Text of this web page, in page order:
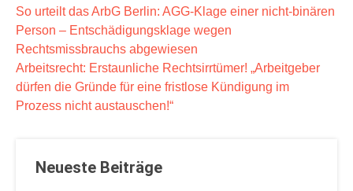
B
e
i
t
r
So urteilt das ArbG Berlin: AGG-Klage einer nicht-binären
Person – Entschädigungsklage wegen
Rechtsmissbrauchs abgewiesen
Arbeitsrecht: Erstaunliche Rechtsirrtümer! „Arbeitgeber
dürfen die Gründe für eine fristlose Kündigung im
Prozess nicht austauschen!“
Neueste Beiträge